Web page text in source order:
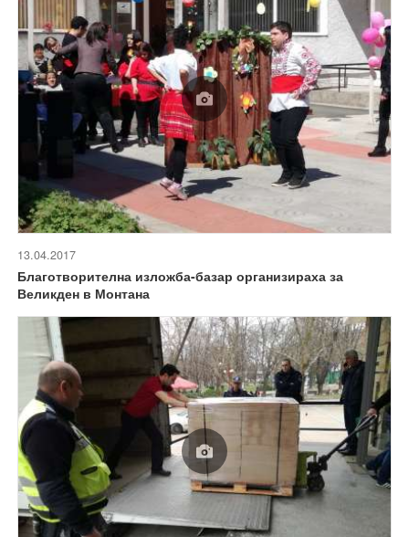
13.04.2017
Благотворителна изложба-базар организираха за
Великден в Монтана